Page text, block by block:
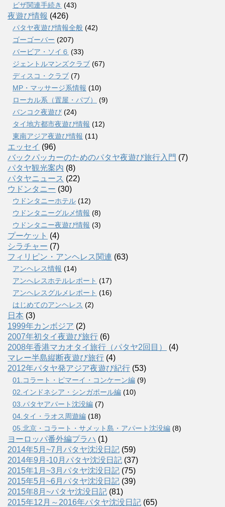
ビザ関連手続き (43)
夜遊び情報 (426)
パタヤ夜遊び情報全般 (42)
ゴーゴーバー (207)
バービア・ソイ６ (33)
ジェントルマンズクラブ (67)
ディスコ・クラブ (7)
MP・マッサージ系情報 (10)
ローカル系（置屋・パブ）
(9)
バンコク夜遊び (24)
タイ地方都市夜遊び情報 (12)
東南アジア夜遊び情報 (11)
エッセイ (96)
バックパッカーのためのパタヤ夜遊び旅行入門 (7)
パタヤ観光案内 (8)
パタヤニュース (22)
ウドンタニー (30)
ウドンタニーホテル (12)
ウドンタニーグルメ情報 (8)
ウドンタニー夜遊び情報 (3)
プーケット (4)
シラチャー (7)
フィリピン・アンヘレス関連 (63)
アンヘレス情報 (14)
アンへレスホテルレポート (17)
アンヘレスグルメレポート (16)
はじめてのアンヘレス (2)
日本 (3)
1999年カンボジア (2)
2007年初タイ夜遊び旅行 (6)
2008年香港マカオタイ旅行（パタヤ2回目）
(4)
マレー半島縦断夜遊び旅行 (4)
2012年パタヤ発アジア夜遊び紀行 (53)
01.コラート・ピマーイ・コンケーン編 (9)
02.インドネシア・シンガポール編 (10)
03.パタヤアパート沈没編 (7)
04.タイ・ラオス周遊編 (18)
05.北京・コラート・サメット島・アパート沈没編 (8)
ヨーロッパ番外編プラハ (1)
2014年5月~7月パタヤ沈没日記 (59)
2014年9月-10月パタヤ沈没日記 (37)
2015年1月~3月パタヤ沈没日記 (75)
2015年5月~6月パタヤ沈没日記 (39)
2015年8月~パタヤ沈没日記 (81)
2015年12月～2016年パタヤ沈没日記 (65)